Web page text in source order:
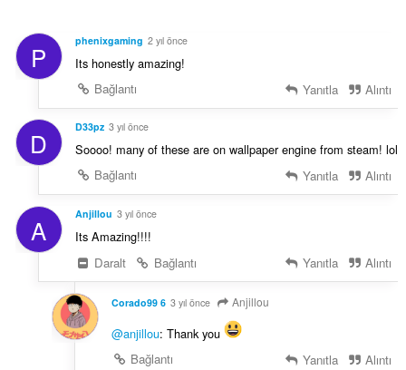
P phenixgaming 2 yıl önce
Its honestly amazing!
Bağlantı
Yanıtla Alıntı
D D33pz 3 yıl önce
Soooo! many of these are on wallpaper engine from steam! lol
Bağlantı
Yanıtla Alıntı
A Anjillou 3 yıl önce
Its Amazing!!!!
Daralt
Bağlantı Yanıtla Alıntı
Corado99 6 3 yıl önce Anjillou
@anjillou: Thank you
Bağlantı
Yanıtla Alıntı